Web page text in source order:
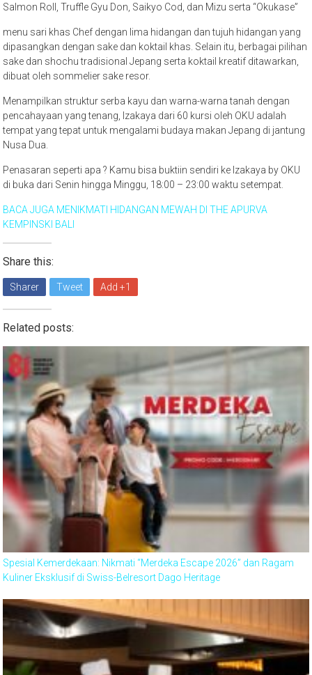
Salmon Roll, Truffle Gyu Don, Saikyo Cod, dan Mizu serta “Okukase”
menu sari khas Chef dengan lima hidangan dan tujuh hidangan yang
dipasangkan dengan sake dan koktail khas. Selain itu, berbagai pilihan
sake dan shochu tradisional Jepang serta koktail kreatif ditawarkan,
dibuat oleh sommelier sake resor.
Menampilkan struktur serba kayu dan warna-warna tanah dengan
pencahayaan yang tenang, Izakaya dari 60 kursi oleh OKU adalah
tempat yang tepat untuk mengalami budaya makan Jepang di jantung
Nusa Dua.
Penasaran seperti apa ? Kamu bisa buktiin sendiri ke Izakaya by OKU
di buka dari Senin hingga Minggu, 18:00 – 23:00 waktu setempat.
BACA JUGA MENIKMATI HIDANGAN MEWAH DI THE APURVA
KEMPINSKI BALI
Share this:
Sharer Tweet Add +1
Related posts:
Spesial Kemerdekaan: Nikmati “Merdeka Escape 2026” dan Ragam
Kuliner Eksklusif di Swiss-Belresort Dago Heritage